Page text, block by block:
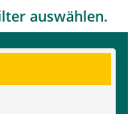
auswählen.